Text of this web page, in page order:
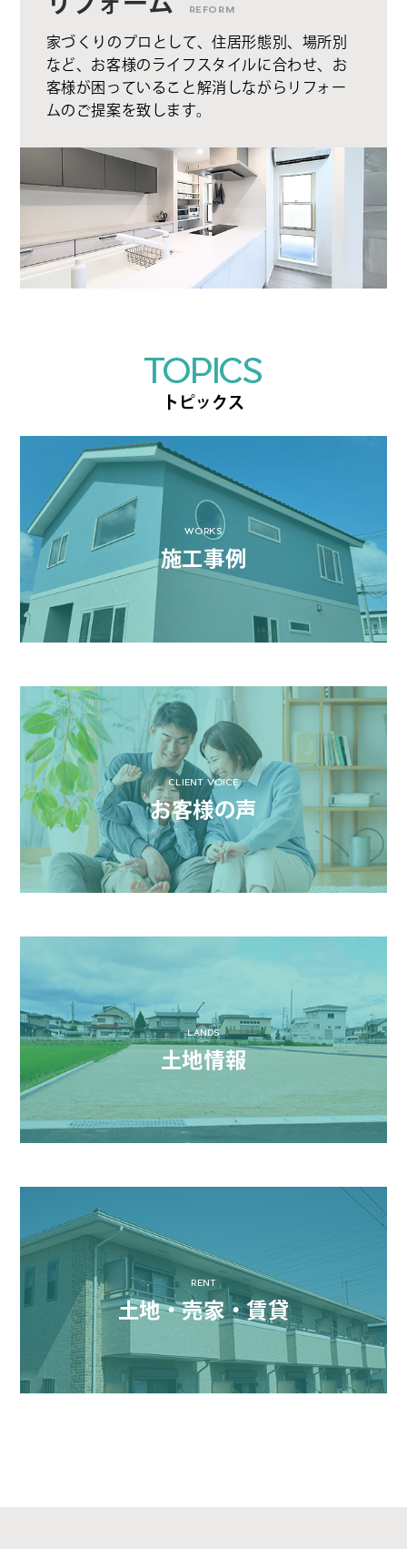
REFORM
家づくりのプロとして、住居形態別、場所別
など、お客様のライフスタイルに合わせ、お
客様が困っていること解消しながらリフォー
ムのご提案を致します。
TOPICS
トピックス
WORKS
施工事例
CLIENT VOICE
お客様の声
LANDS
土地情報
RENT
土地・売家・賃貸